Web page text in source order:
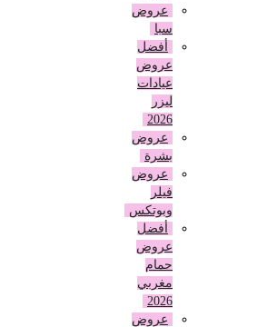
عروض
أفضل
عروض
عيادات
عروض
بشرة
عروض
وبوتكس
أفضل
عروض
حمام
مغربي
عروض